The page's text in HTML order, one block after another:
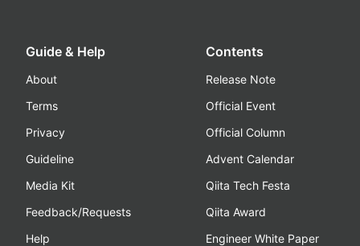
Guide & Help
About
Terms
Privacy
Guideline
Media Kit
Feedback/Requests
Help
Contents
Release Note
Official Event
Official Column
Advent Calendar
Qiita Tech Festa
Qiita Award
Engineer White Paper